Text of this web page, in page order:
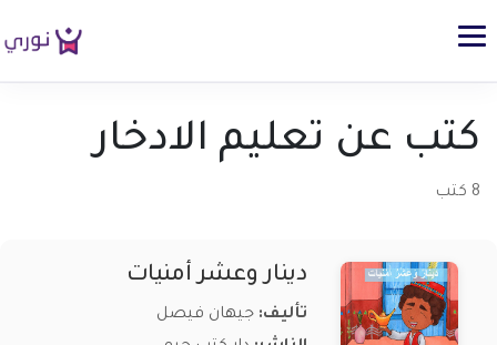
كتب عن تعليم الادخار
8 كتب
دينار وعشر أمنيات
تأليف: جيهان فيصل